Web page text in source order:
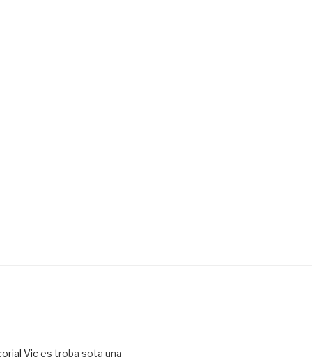
Vic es troba sota una